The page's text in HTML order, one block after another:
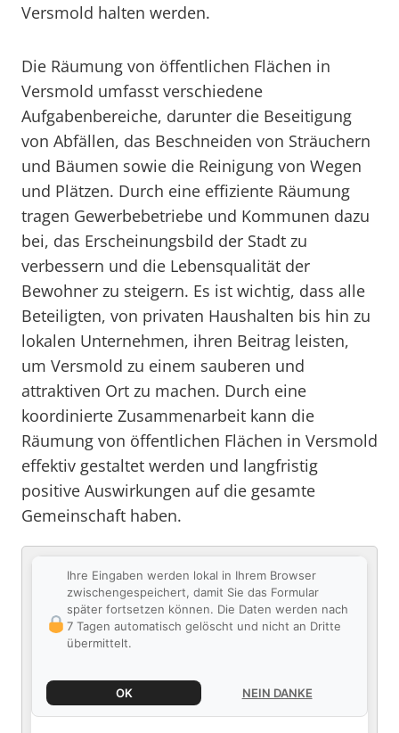
Versmold halten werden.
Die Räumung von öffentlichen Flächen in
Versmold umfasst verschiedene
Aufgabenbereiche, darunter die Beseitigung
von Abfällen, das Beschneiden von Sträuchern
und Bäumen sowie die Reinigung von Wegen
und Plätzen. Durch eine effiziente Räumung
tragen Gewerbebetriebe und Kommunen dazu
bei, das Erscheinungsbild der Stadt zu
verbessern und die Lebensqualität der
Bewohner zu steigern. Es ist wichtig, dass alle
Beteiligten, von privaten Haushalten bis hin zu
lokalen Unternehmen, ihren Beitrag leisten,
um Versmold zu einem sauberen und
attraktiven Ort zu machen. Durch eine
koordinierte Zusammenarbeit kann die
Räumung von öffentlichen Flächen in Versmold
effektiv gestaltet werden und langfristig
positive Auswirkungen auf die gesamte
Gemeinschaft haben.
Ihre Eingaben werden lokal in Ihrem Browser
zwischengespeichert, damit Sie das Formular
später fortsetzen können. Die Daten werden nach
7 Tagen automatisch gelöscht und nicht an Dritte
übermittelt.
OK NEIN DANKE